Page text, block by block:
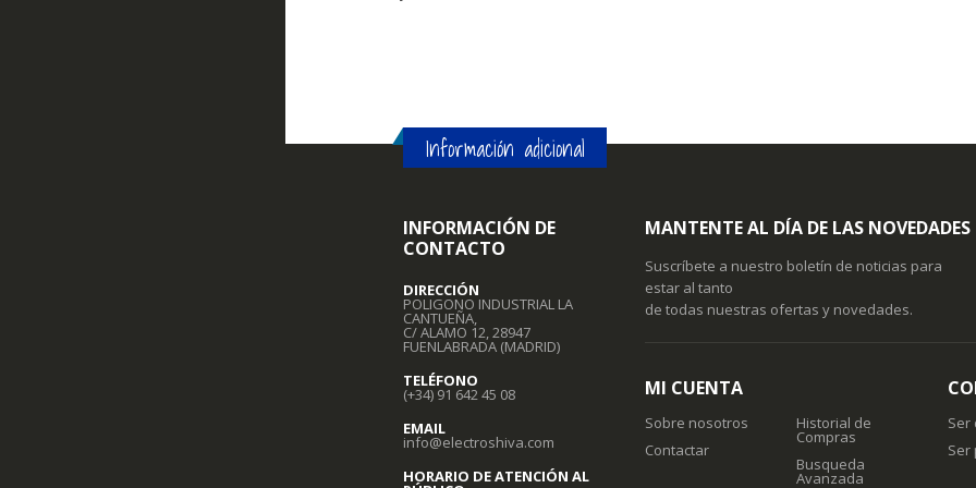
Información adicional
INFORMACIÓN DE
CONTACTO
DIRECCIÓN
POLIGONO INDUSTRIAL LA
CANTUEÑA,
C/ ALAMO 12, 28947
FUENLABRADA (MADRID)
TELÉFONO
(+34) 91 642 45 08
EMAIL
info@electroshiva.com
HORARIO DE ATENCIÓN AL
MANTENTE AL DÍA DE LAS NOVEDADES
Suscríbete a nuestro boletín de noticias para
estar al tanto
de todas nuestras ofertas y novedades.
MI CUENTA
Sobre nosotros
Contactar
Historial de
Compras
Busqueda
Avanzada
Ser
Ser